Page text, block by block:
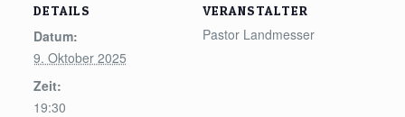
DETAILS
Datum:
9. Oktober 2025
Zeit:
19:30
VERANSTALTER
Pastor Landmesser